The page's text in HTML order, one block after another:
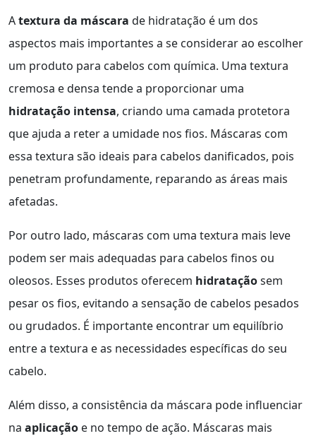
Atextura da máscara de hidratação é um dos
aspectos mais importantes a se considerar ao escolher
um produto para cabelos com química. Uma textura
cremosa e densa tende a proporcionar uma
hidratação intensa, criando uma camada protetora
que ajuda a reter a umidade nos fios. Máscaras com
essa textura são ideais para cabelos danificados, pois
penetram profundamente, reparando as áreas mais
afetadas.
Por outro lado, máscaras com uma textura mais leve
podem ser mais adequadas para cabelos finos ou
oleosos. Esses produtos oferecem hidrataçãosem
pesar os fios, evitando a sensação de cabelos pesados
ou grudados. É importante encontrar um equilíbrio
entre a textura e as necessidades específicas do seu
cabelo.
Além disso, a consistência da máscara pode influenciar
na aplicação e no tempo de ação. Máscaras mais